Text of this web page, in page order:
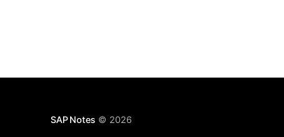
SAP Notes © 2026